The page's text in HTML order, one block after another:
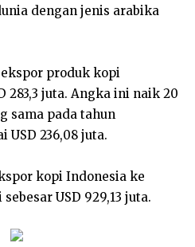
dengan jenis arabika
produk kopi
283,3 juta. Angka ini naik 20
sama pada tahun
USD 236,08 juta.
kopi Indonesia ke
USD 929,13 juta.